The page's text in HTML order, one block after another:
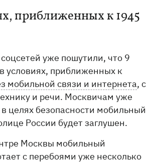
приближенных к 1945
уже пошутили, что 9
условиях, приближенных к
мобильной связи и интернета, с
и речи. Москвичам уже
целях безопасности мобильный
России будет заглушен.
Москвы мобильный
с перебоями уже несколько